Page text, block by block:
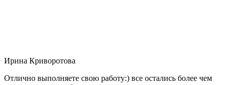
Ирина Криворотова
Отлично выполняете свою работу:) все остались более чем